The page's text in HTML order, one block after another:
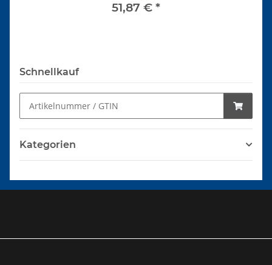
51,87 € *
Schnellkauf
Kategorien